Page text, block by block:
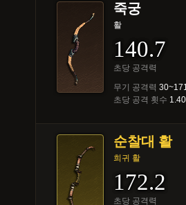
죽궁
활
140.7
초당 공격력
무기 공격력
초당 공격 횟수 1.40
순찰대 활
희귀 활
172.2
초당 공격력